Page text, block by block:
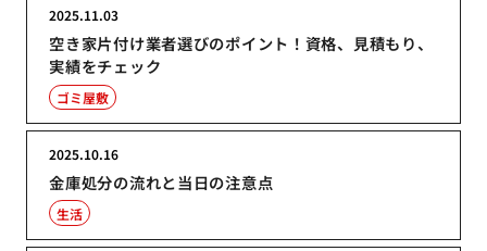
空き家片付け業者選びのポイント！資格、見積もり、
実績をチェック
2025.11.03
ゴミ屋敷
金庫処分の流れと当日の注意点
2025.10.16
生活